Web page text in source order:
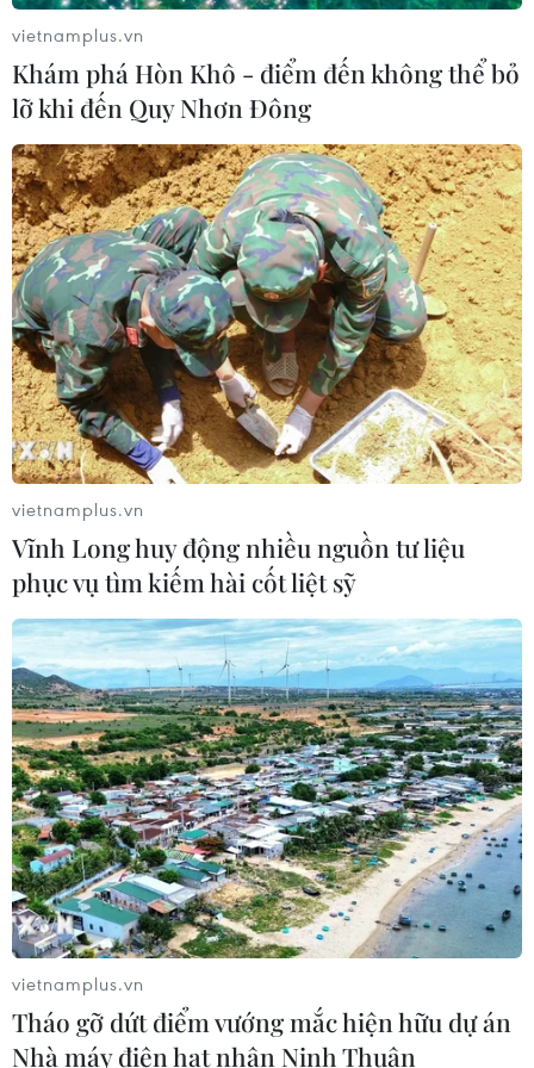
23/07/2026 07:23
Dịch Ebola: Số ca tử vong ở châu Phi
tăng lên hơn 1.000 người
22/07/2026 22:56
Tỷ phú Bill Gates nhấn mạnh tầm
quan trọng của đầu tư vào con người
và công nghệ
22/07/2026 06:02
Xem thêm
CƠ QUAN CHỦ QUẢN: THÔNG TẤN XÃ VIỆT NAM
Tổng Biên tập: TRẦN TIẾN DUẨN
Phó Tổng Biên tập: NGUYỄN THỊ TÁM, KHÚC THANH
THỦY
Sở hữu trí tuệ
Quy định sử dụng
RSS
Hỗ trợ
Ngôn ngữ
TTXVN
Dịch vụ tin
Quảng cáo
vietnamplus.vn
Khám phá Hòn Khô - điểm đến không thể bỏ
lỡ khi đến Quy Nhơn Đông
vietnamplus.vn
Vĩnh Long huy động nhiều nguồn tư liệu
phục vụ tìm kiếm hài cốt liệt sỹ
vietnamplus.vn
Tháo gỡ dứt điểm vướng mắc hiện hữu dự án
Nhà máy điện hạt nhân Ninh Thuận